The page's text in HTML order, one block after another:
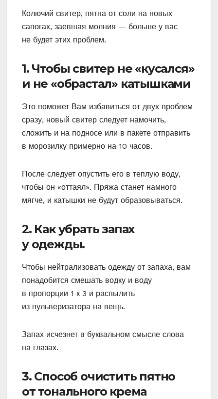
Колючий свитер, пятна от соли на новых
сапогах, заевшая молния — больше у вас
не будет этих проблем.
1. Чтобы свитер не «кусался»
и не «обрастал» катышками
Это поможет Вам избавиться от двух проблем
сразу, новый свитер следует намочить,
сложить и на подносе или в пакете отправить
в морозилку примерно на 10 часов.
После следует опустить его в теплую воду,
чтобы он «оттаял». Пряжа станет намного
мягче, и катышки не будут образовываться.
2. Как убрать запах
у одежды.
Чтобы нейтрализовать одежду от запаха, вам
понадобится смешать водку и воду
в пропорции 1 к 3 и распылить
из пульверизатора на вещь.
Запах исчезнет в буквальном смысле слова
на глазах.
3. Способ очистить пятно
от тонального крема